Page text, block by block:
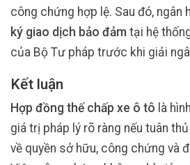
công chứng hợp lệ. Sau đó, ngân
ký giao dịch bảo đảm tại hệ
của Bộ Tư pháp trước khi giải
Kết luận
Hợp đồng thế chấp xe ô tô là
giá trị pháp lý rõ ràng nếu tuân
về quyền sở hữu, công chứng và